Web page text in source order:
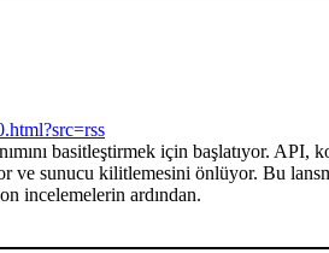
basitleştirmek için başlatıyor. API,
sunucu kilitlemesini önlüyor. Bu
incelemelerin ardından.